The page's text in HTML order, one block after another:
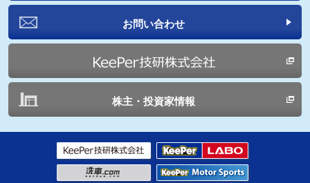
お問い合わせ
株主・投資家情報